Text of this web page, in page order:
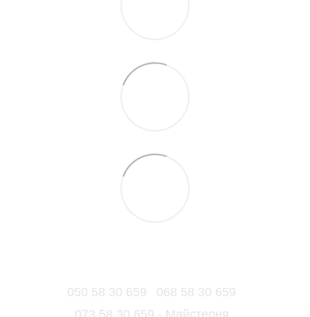
050 58 30 659
068 58 30 659
073 58 30 659 - Майстерня